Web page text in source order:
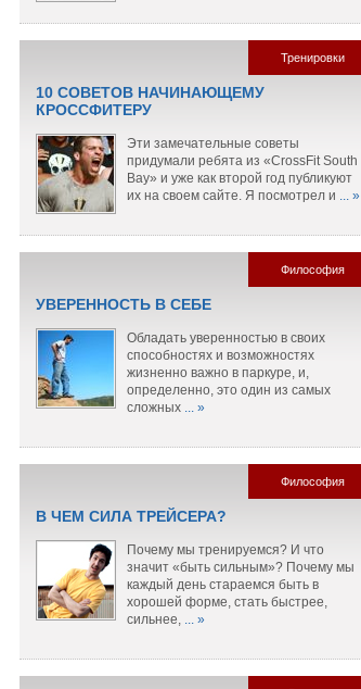
Тренировки
10 СОВЕТОВ НАЧИНАЮЩЕМУ
КРОССФИТЕРУ
Эти замечательные советы
придумали ребята из «CrossFit South
Bay» и уже как второй год публикуют
их на своем сайте. Я посмотрел и ... »
Философия
УВЕРЕННОСТЬ В СЕБЕ
Обладать уверенностью в своих
способностях и возможностях
жизненно важно в паркуре, и,
определенно, это один из самых
сложных ... »
Философия
В ЧЕМ СИЛА ТРЕЙСЕРА?
Почему мы тренируемся? И что
значит «быть сильным»? Почему мы
каждый день стараемся быть в
хорошей форме, стать быстрее,
сильнее, ... »